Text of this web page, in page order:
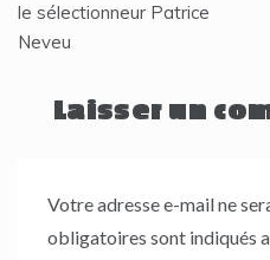
l’article
le sélectionneur Patrice
Neveu
Laisser un
Votre adresse e-mail ne
obligatoires sont indiqués